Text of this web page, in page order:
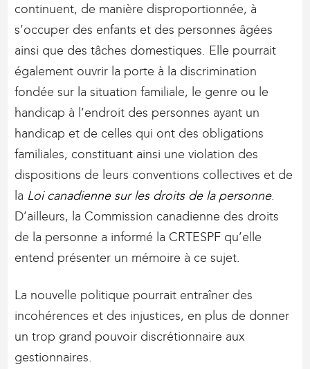
continuent, de manière disproportionnée, à
s’occuper des enfants et des personnes âgées
ainsi que des tâches domestiques. Elle pourrait
également ouvrir la porte à la discrimination
fondée sur la situation familiale, le genre ou le
handicap à l’endroit des personnes ayant un
handicap et de celles qui ont des obligations
familiales, constituant ainsi une violation des
dispositions de leurs conventions collectives et de
la Loi canadienne sur les droits de la personne.
D’ailleurs, la Commission canadienne des droits
de la personne a informé la CRTESPF qu’elle
entend présenter un mémoire à ce sujet.
La nouvelle politique pourrait entraîner des
incohérences et des injustices, en plus de donner
un trop grand pouvoir discrétionnaire aux
gestionnaires.